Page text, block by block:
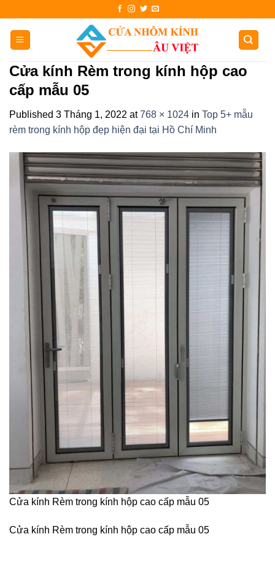
content
Cửa kính Rèm trong kính hộp cao
cấp mẫu 05
Published 3 Tháng 1, 2022 at768 × 1024 in Top 5+ mẫu
rèm trong kính hộp đẹp hiện đại tại Hồ Chí Minh
Cửa kính Rèm trong kính hộp cao cấp mẫu 05
Cửa kính Rèm trong kính hộp cao cấp mẫu 05